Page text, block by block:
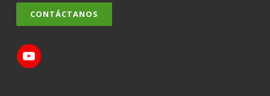
CONTÁCTANOS